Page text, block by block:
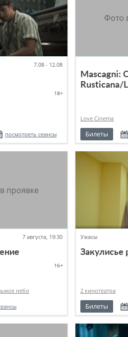
7.08 - 12.08
18+
посмотреть сеансы
Mascagni:
Rusticana/
Love Cinema
Билеты
7 августа, 19:30
16+
небо
Ужасы
Закулисье
2 кинотеатра
Билеты